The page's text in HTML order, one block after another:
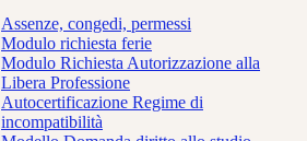
Assenze, congedi, permessi
Modulo richiesta ferie
Modulo Richiesta Autorizzazione alla
Libera Professione
Autocertificazione Regime di
incompatibilità